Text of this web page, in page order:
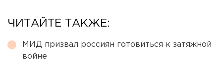
ЧИТАЙТЕ ТАКЖЕ:
МИД призвал россиян готовиться к затяжной
войне